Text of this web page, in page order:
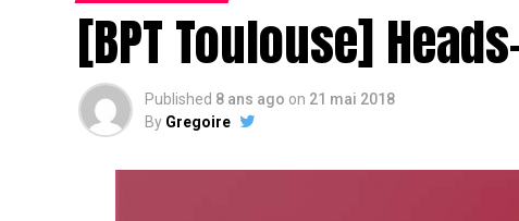
[BPT Toulouse]
Published 8 ans ago on 21 mai 2018
By Gregoire